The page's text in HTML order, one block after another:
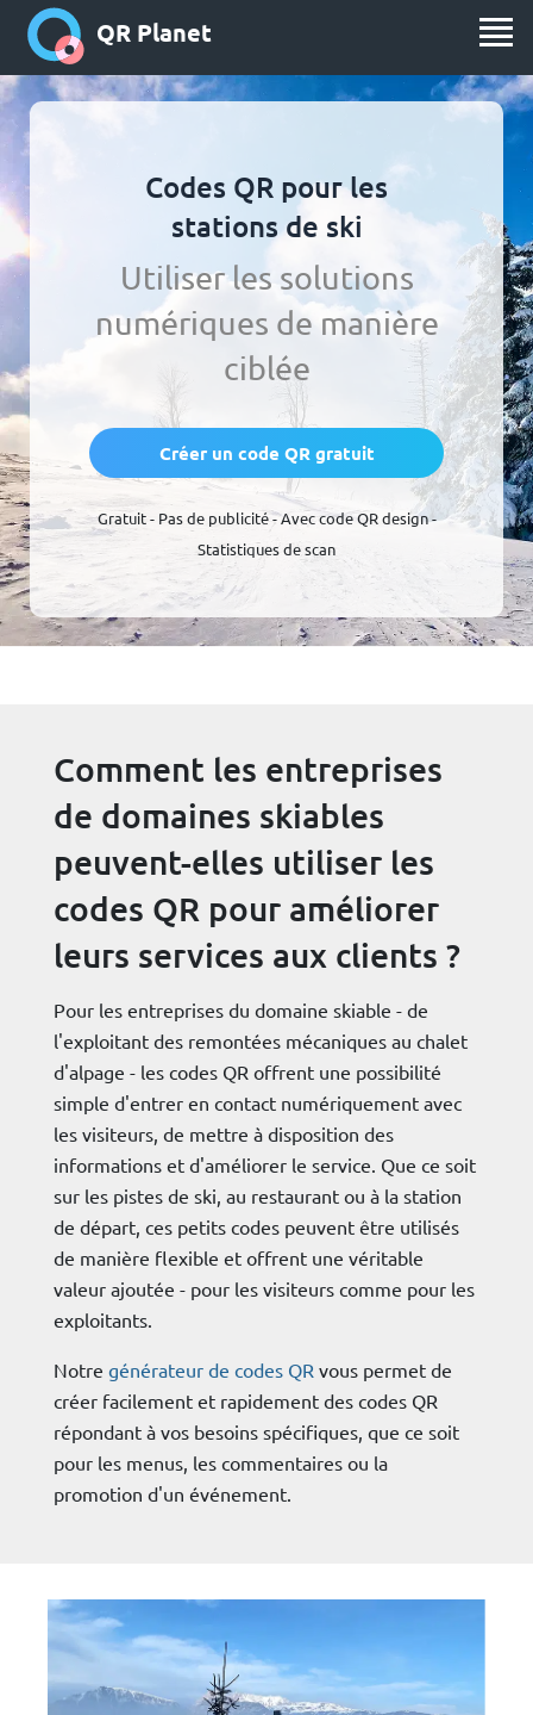
QR Planet
Codes QR pour les
stations de ski
Utiliser les solutions
numériques de manière
ciblée
Créer un code QR gratuit
Gratuit - Pas de publicité - Avec code QR design -
Statistiques de scan
Comment les entreprises
de domaines skiables
peuvent-elles utiliser les
codes QR pour améliorer
leurs services aux clients ?
Pour les entreprises du domaine skiable - de
l'exploitant des remontées mécaniques au chalet
d'alpage - les codes QR offrent une possibilité
simple d'entrer en contact numériquement avec
les visiteurs, de mettre à disposition des
informations et d'améliorer le service. Que ce soit
sur les pistes de ski, au restaurant ou à la station
de départ, ces petits codes peuvent être utilisés
de manière flexible et offrent une véritable
valeur ajoutée - pour les visiteurs comme pour les
exploitants.
Notre générateur de codes QR vous permet de
créer facilement et rapidement des codes QR
répondant à vos besoins spécifiques, que ce soit
pour les menus, les commentaires ou la
promotion d'un événement.